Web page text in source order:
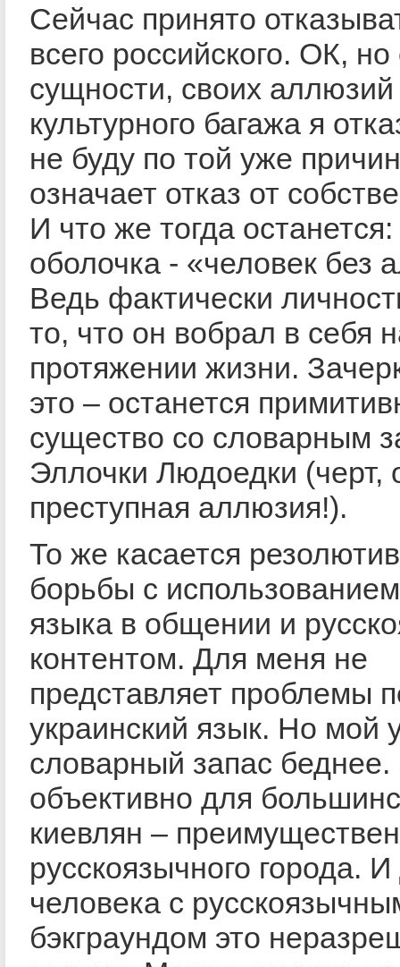
Сейчас принято
всего российского. ОК, но
сущности, своих аллюзий
культурного багажа я
не буду по той уже
означает отказ от
И что же тогда останется:
оболочка - «человек без
Ведь фактически
то, что он вобрал в себя
протяжении жизни.
это – останется
существо со словарным
Эллочки Людоедки (черт,
преступная аллюзия!).
То же касается
борьбы с использованием
языка в общении и
контентом. Для меня не
представляет проблемы
украинский язык. Но мой
словарный запас беднее.
объективно для
киевлян –
русскоязычного города.
человека с
бэкграундом это